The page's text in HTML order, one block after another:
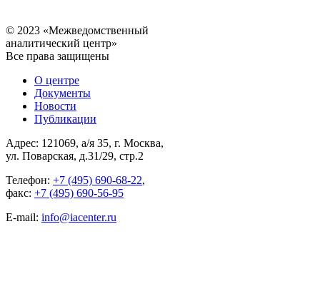
© 2023 «Межведомственный
аналитический центр»
Все права защищены
О центре
Документы
Новости
Публикации
Адрес: 121069, а/я 35, г. Москва,
ул. Поварская, д.31/29, стр.2
Телефон: +7 (495) 690-68-22,
факс: +7 (495) 690-56-95
E-mail: info@iacenter.ru